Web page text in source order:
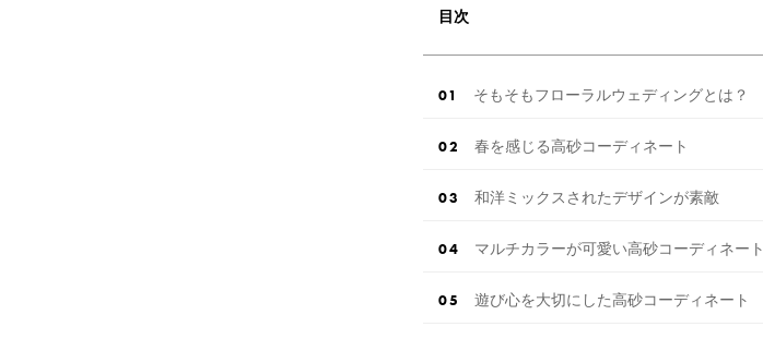
目次
そもそもフローラルウェディングとは？
春を感じる高砂コーディネート
和洋ミックスされたデザインが素敵
マルチカラーが可愛い高砂コーディネート
遊び心を大切にした高砂コーディネート